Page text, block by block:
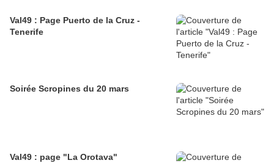
Val49 : Page Puerto de la Cruz -
Tenerife
Soirée Scropines du 20 mars
Val49 : page "La Orotava"